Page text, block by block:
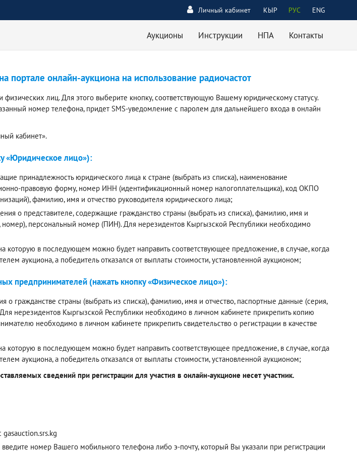
КЫР РУС ENG
Личный кабинет
Аукционы Инструкции НПА Контакты
портале онлайн-аукциона на использование радиочастот
лиц. Для этого выберите кнопку, соответствующую Вашему юридическому статусу.
номер телефона, придет SMS-уведомление с паролем для дальнейшего входа в онлайн
кабинет».
«Юридическое лицо»):
принадлежность юридического лица к стране (выбрать из списка), наименование
правовую форму, номер ИНН (идентификационный номер налогоплательщика), код ОКПО
фамилию, имя и отчество руководителя юридического лица;
о представителе, содержащие гражданство страны (выбрать из списка), фамилию, имя и
номер), персональный номер (ПИН). Для нерезидентов Кыргызской Республики необходимо
которую в последующем можно будет направить соответствующее предложение, в случае, когда
аукциона, а победитель отказался от выплаты стоимости, установленной аукционом;
предпринимателей (нажать кнопку «Физическое лицо»):
о гражданстве страны (выбрать из списка), фамилию, имя и отчество, паспортные данные (серия,
нерезидентов Кыргызской Республики необходимо в личном кабинете прикрепить копию
необходимо в личном кабинете прикрепить свидетельство о регистрации в качестве
которую в последующем можно будет направить соответствующее предложение, в случае, когда
аукциона, а победитель отказался от выплаты стоимости, установленной аукционом;
сведений при регистрации для участия в онлайн-аукционе несет участник.
номер Вашего мобильного телефона либо э-почту, который Вы указали при регистрации